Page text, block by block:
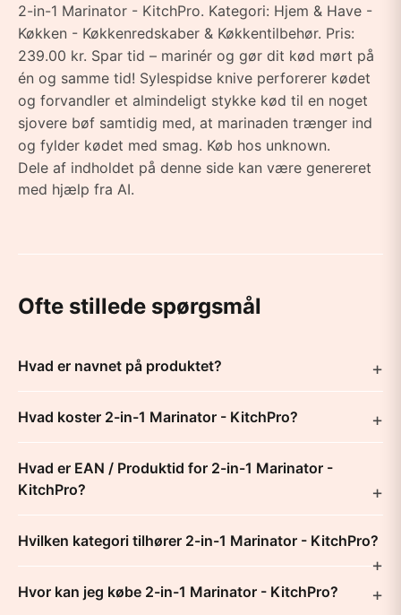
2-in-1 Marinator - KitchPro. Kategori: Hjem & Have -
Køkken - Køkkenredskaber & Køkkentilbehør. Pris:
239.00 kr. Spar tid – marinér og gør dit kød mørt på
én og samme tid! Sylespidse knive perforerer kødet
og forvandler et almindeligt stykke kød til en noget
sjovere bøf samtidig med, at marinaden trænger ind
og fylder kødet med smag. Køb hos unknown.
Dele af indholdet på denne side kan være genereret
med hjælp fra AI.
Ofte stillede spørgsmål
Hvad er navnet på produktet?
Hvad koster 2-in-1 Marinator - KitchPro?
Hvad er EAN / Produktid for 2-in-1 Marinator -
KitchPro?
Hvilken kategori tilhører 2-in-1 Marinator - KitchPro?
Hvor kan jeg købe 2-in-1 Marinator - KitchPro?